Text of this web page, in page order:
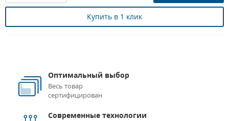
Купить в 1 клик
Оптимальный выбор
Весь товар
сертифицирован
Современные технологии